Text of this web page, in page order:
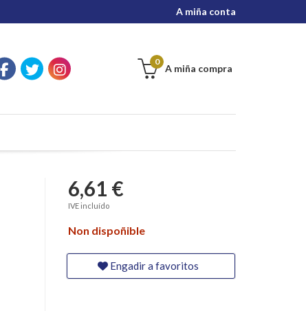
A miña conta
A miña compra
0
6,61 €
IVE incluído
Non dispoñible
Engadir a favoritos